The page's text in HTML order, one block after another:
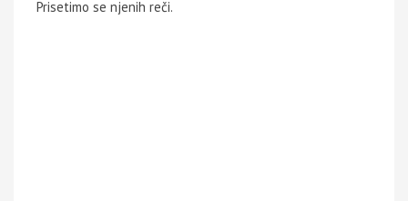
Prisetimo se njenih reči.